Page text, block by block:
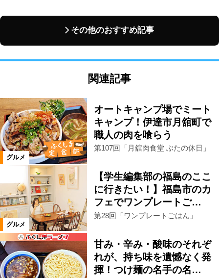
その他のおすすめ記事
関連記事
グルメ
オートキャンプ場でミート
キャンプ！伊達市月舘町で
職人の肉を喰らう
第107回「月舘肉食堂 ぶたの休日」
グルメ
【学生編集部の福島のここ
に行きたい！】福島市のカ
フェでワンプレートご…
第28回「ワンプレートごはん」
甘み・辛み・酸味のそれぞ
れが、持ち味を遺憾なく発
揮！つけ麺の名手の名…